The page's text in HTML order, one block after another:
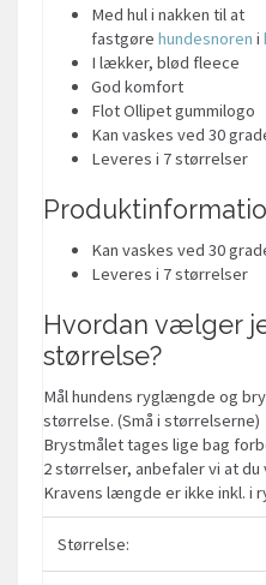
Med hul i nakken til at
fastgøre hundesnoren i
I lækker, blød fleece
God komfort
Flot Ollipet gummilogo
Kan vaskes ved 30
Leveres i 7 størrelser
Kan vaskes ved 30
Leveres i 7 størrelser
Hvordan vælger
størrelse?
Mål hundens ryglængde og
størrelse. (Små i størrelserne)
Brystmålet tages lige bag
2 størrelser, anbefaler vi at
Kravens længde er ikke inkl. i
Størrelse: